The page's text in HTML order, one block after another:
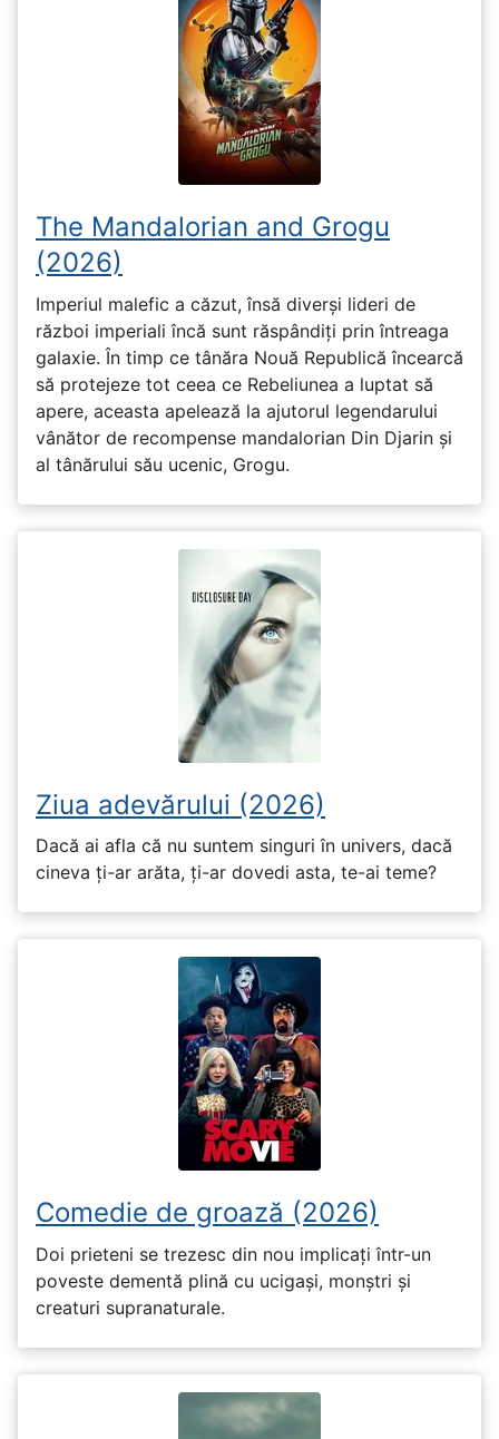
The Mandalorian and Grogu
(2026)
Imperiul malefic a căzut, însă diverși lideri de
război imperiali încă sunt răspândiți prin întreaga
galaxie. În timp ce tânăra Nouă Republică încearcă
să protejeze tot ceea ce Rebeliunea a luptat să
apere, aceasta apelează la ajutorul legendarului
vânător de recompense mandalorian Din Djarin și
al tânărului său ucenic, Grogu.
Ziua adevărului (2026)
Dacă ai afla că nu suntem singuri în univers, dacă
cineva ți-ar arăta, ți-ar dovedi asta, te-ai teme?
Comedie de groază (2026)
Doi prieteni se trezesc din nou implicați într-un
poveste dementă plină cu ucigași, monștri și
creaturi supranaturale.